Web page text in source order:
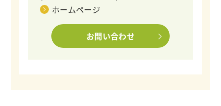
ホームページ
お問い合わせ